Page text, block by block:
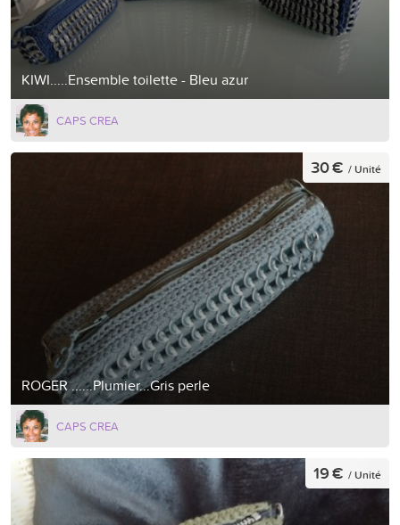
KIWI.....Ensemble toilette - Bleu azur
CAPS CREA
ROGER ......Plumier...Gris perle
30 € / Unité
CAPS CREA
19 € / Unité